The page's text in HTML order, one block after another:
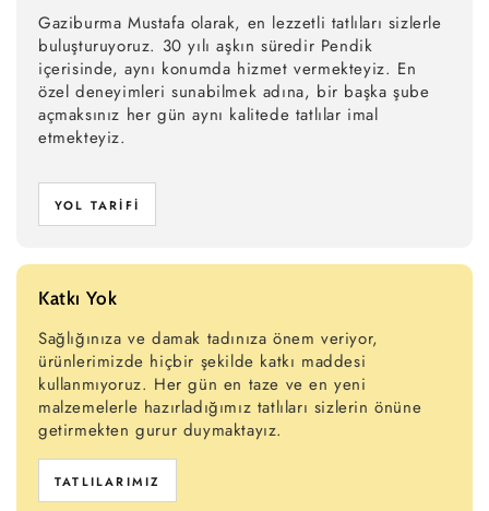
Gaziburma Mustafa olarak, en lezzetli tatlıları sizlerle
buluşturuyoruz. 30 yılı aşkın süredir Pendik
içerisinde, aynı konumda hizmet vermekteyiz. En
özel deneyimleri sunabilmek adına, bir başka şube
açmaksınız her gün aynı kalitede tatlılar imal
etmekteyiz.
YOL TARIFI
Katkı Yok
Sağlığınıza ve damak tadınıza önem veriyor,
ürünlerimizde hiçbir şekilde katkı maddesi
kullanmıyoruz. Her gün en taze ve en yeni
malzemelerle hazırladığımız tatlıları sizlerin önüne
getirmekten gurur duymaktayız.
TATLILARIMIZ